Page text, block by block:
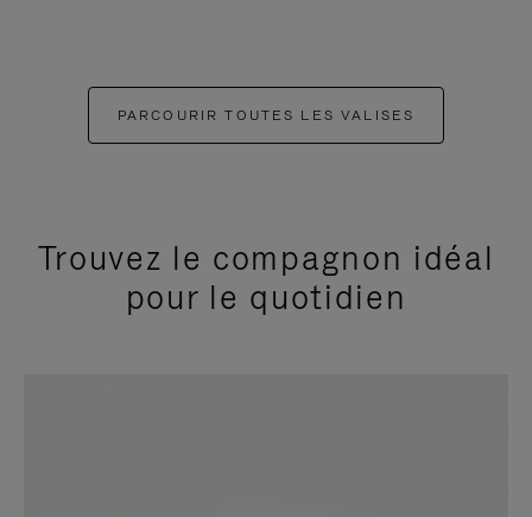
PARCOURIR TOUTES LES VALISES
Trouvez le compagnon idéal
pour le quotidien